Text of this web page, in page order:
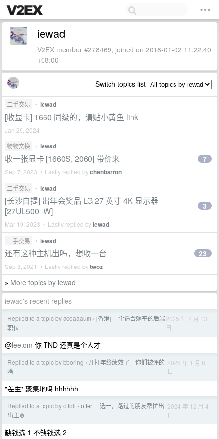
iewad
V2EX member #278469, joined on 2018-01-02 11:22:40
+08:00
Switch topics list
二手交易 • iewad
[收显卡] 1660 同级的，请贴小黄鱼 link
Jan 29, 2024
物物交换
• iewad
收一张显卡 [1660S, 2060] 带价来
Sep 7, 2023 • Lastly replied bychenbarton
7
二手交易 • iewad
[长沙自提] 出年会奖品 LG 27 英寸 4K 显示器
[27UL500 -W]
Mar 10, 2023 • Lastly replied byiewad
3
二手交易 • iewad
还有这种主机出吗，想收一台
Sep 8, 2021 • Lastly replied bytwoz
23
» More topics by iewad
iewad's recent replies
Replied to a topic by acoaaaum › [香港] 一个适合躺平的后端
职位
2025 年 2 月 13
日
@leetom 你 TND 还真是个人才
Replied to a topic by bboring › 开打年终绩效了，你们被评的
啥
2025 年 1 月 8
日
"差生" 聚集地吗 hhhhhh
Replied to a topic by ottoli › offer 二选一，路过的朋友帮忙出
出主意
2024 年 12 月 4
日
缺钱选 1 不缺钱选 2